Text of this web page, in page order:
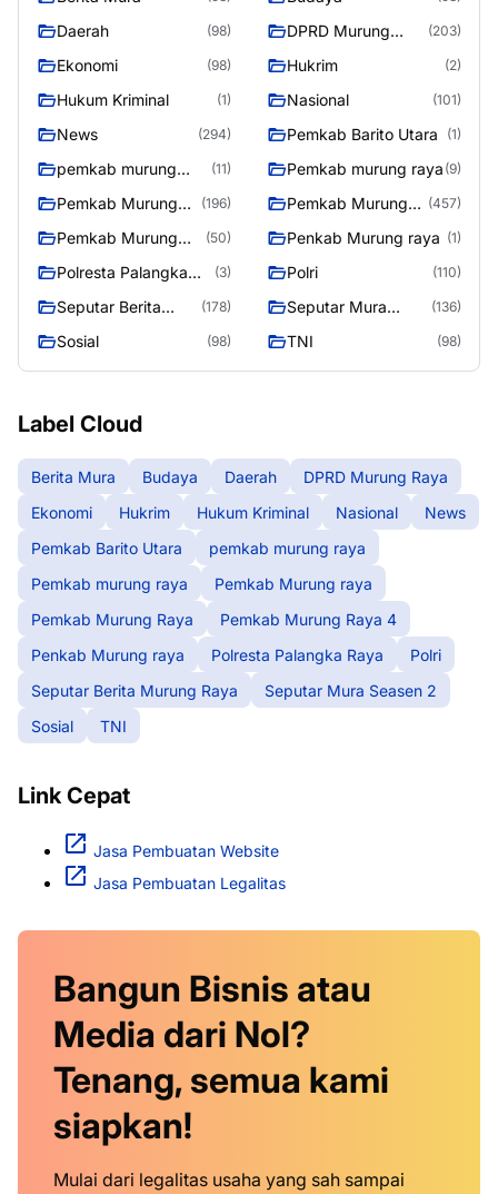
Daerah (98)
DPRD Murung
(203)
Ekonomi (98) Hukrim (2)
Hukum Kriminal (1) Nasional (101)
News (294) Pemkab Barito Utara (1)
pemkab murung
(11) Pemkab murung raya (9)
Pemkab Murung
(196)
Pemkab Murung
(457)
Pemkab Murung
(50) Penkab Murung raya (1)
Polresta Palangka
(3) Polri (110)
Seputar Berita
(178)
Seputar Mura
(136)
Sosial (98) TNI (98)
Label Cloud
Berita Mura Budaya Daerah
DPRD Murung Raya
Ekonomi
Hukrim Hukum Kriminal Nasional
News
Pemkab Barito Utara
pemkab murung raya
Pemkab murung raya
Pemkab Murung raya
Pemkab Murung Raya
Pemkab Murung Raya 4
Penkab Murung raya
Polresta Palangka Raya
Polri
Seputar Berita Murung Raya
Seputar Mura Seasen 2
Sosial
TNI
Link Cepat
Jasa Pembuatan Website
Jasa Pembuatan Legalitas
Bangun Bisnis atau
Media dari Nol?
Tenang, semua kami
siapkan!
Mulai dari legalitas usaha yang sah sampai